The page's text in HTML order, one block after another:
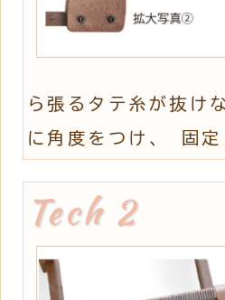
ら張るタテ糸が抜け
に角度をつけ、 固定